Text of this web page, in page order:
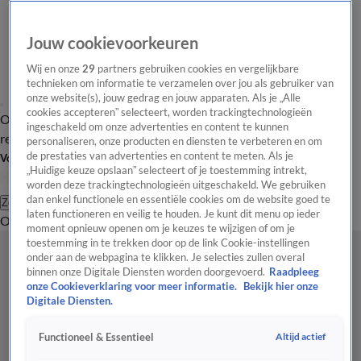
Overzicht Laatste nieuws Regionieuws Het beste van Hart
Tip de
redactie
Volg Hart van Nederland
Zoeken
OverzichtRegioUitzendingenWeerTip de redactiePanelVideo's
Jouw cookievoorkeuren
Wij en onze29 partners gebruiken cookies en vergelijkbare
technieken om informatie te verzamelen over jou als gebruiker van
onze website(s), jouw gedrag en jouw apparaten. Als je „Alle
cookies accepteren” selecteert, worden trackingtechnologieën
ingeschakeld om onze advertenties en content te kunnen
personaliseren, onze producten en diensten te verbeteren en om
de prestaties van advertenties en content te meten. Als je
„Huidige keuze opslaan” selecteert of je toestemming intrekt,
worden deze trackingtechnologieën uitgeschakeld. We gebruiken
dan enkel functionele en essentiële cookies om de website goed te
laten functioneren en veilig te houden. Je kunt dit menu op ieder
moment opnieuw openen om je keuzes te wijzigen of om je
toestemming in te trekken door op de link Cookie-instellingen
onder aan de webpagina te klikken. Je selecties zullen overal
binnen onze Digitale Diensten worden doorgevoerd. Raadpleeg
onze Cookieverklaring voor meer informatie.
Bekijk hier onze
Digitale Diensten.
Functioneel & Essentieel Altijd actief